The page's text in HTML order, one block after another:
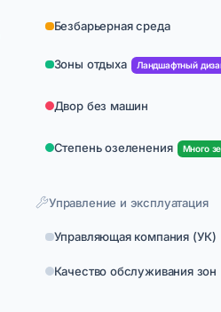
Безбарьерная среда
Зоны отдыха Ландшафтный
Двор без машин
Степень озеленения Много
Управление и эксплуатация
Управляющая компания (УК)
Качество обслуживания зон